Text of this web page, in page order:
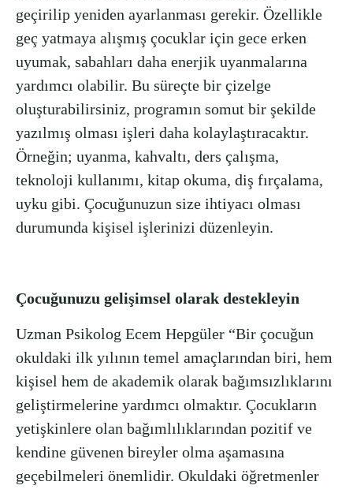
geçirilip yeniden ayarlanması gerekir. Özellikle
geç yatmaya alışmış çocuklar için gece erken
uyumak, sabahları daha enerjik uyanmalarına
yardımcı olabilir. Bu süreçte bir çizelge
oluşturabilirsiniz, programın somut bir şekilde
yazılmış olması işleri daha kolaylaştıracaktır.
Örneğin; uyanma, kahvaltı, ders çalışma,
teknoloji kullanımı, kitap okuma, diş fırçalama,
uyku gibi. Çocuğunuzun size ihtiyacı olması
durumunda kişisel işlerinizi düzenleyin.
Çocuğunuzu gelişimsel olarak destekleyin
Uzman Psikolog Ecem Hepgüler “Bir çocuğun
okuldaki ilk yılının temel amaçlarından biri, hem
kişisel hem de akademik olarak bağımsızlıklarını
geliştirmelerine yardımcı olmaktır. Çocukların
yetişkinlere olan bağımlılıklarından pozitif ve
kendine güvenen bireyler olma aşamasına
geçebilmeleri önemlidir. Okuldaki öğretmenler